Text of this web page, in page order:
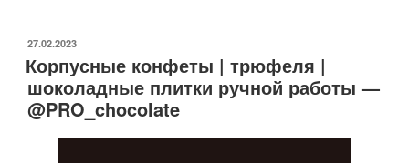
tt
er e
b
o
o
s
A
p
p
o
kl
ss
ОПУБЛИКОВАНО
27.02.2023
Корпусные конфеты | трюфеля |
шоколадные плитки ручной работы —
@PRO_chocolate